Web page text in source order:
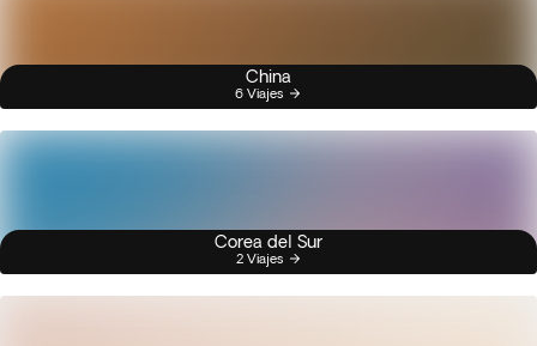
China
6 Viajes
Corea del Sur
2 Viajes